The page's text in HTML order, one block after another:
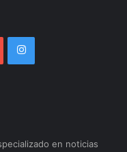
en noticias